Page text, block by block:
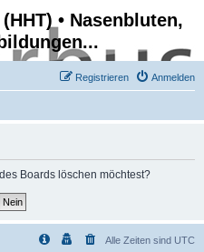
• Nasenbluten,
Anmelden
Registrieren
Boards löschen möchtest?
Alle Zeiten sind UTC